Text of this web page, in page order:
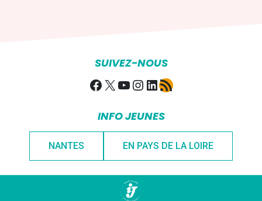
SUIVEZ-NOUS
Facebook
X YouTube
Instagram
LinkedIn
Flux RSS
INFO JEUNES
NANTES EN PAYS DE LA LOIRE